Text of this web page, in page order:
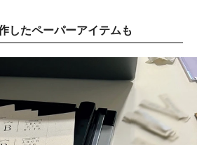
したペーパーアイテムも